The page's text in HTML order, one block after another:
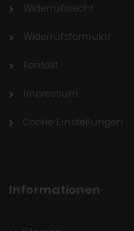
Widerrufsrecht
Widerrufsformular
Kontakt
Impressum
Cookie Einstellungen
Informationen